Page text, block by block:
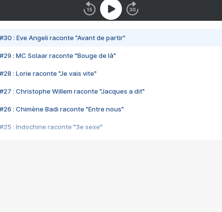
#30 : Eve Angeli raconte "Avant de partir"
#29 : MC Solaar raconte "Bouge de là"
#28 : Lorie raconte "Je vais vite"
#27 : Christophe Willem raconte "Jacques a dit"
#26 : Chimène Badi raconte "Entre nous"
#25 : Indochine raconte "3e sexe"